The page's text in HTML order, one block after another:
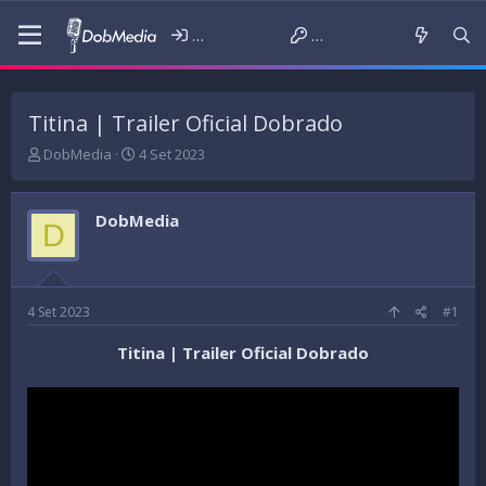
Iniciar sessão Criar conta
Titina | Trailer Oficial Dobrado
T
r
e
a
d
t
a
r
r
DobMedia
D
t
a
d
n
c
i
4 Set 2023
D DobMedia
4 Set 2023 #1
Titina | Trailer Oficial Dobrado